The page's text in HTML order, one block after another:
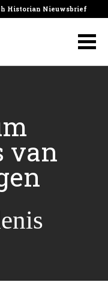
Historian Nieuwsbrief
van